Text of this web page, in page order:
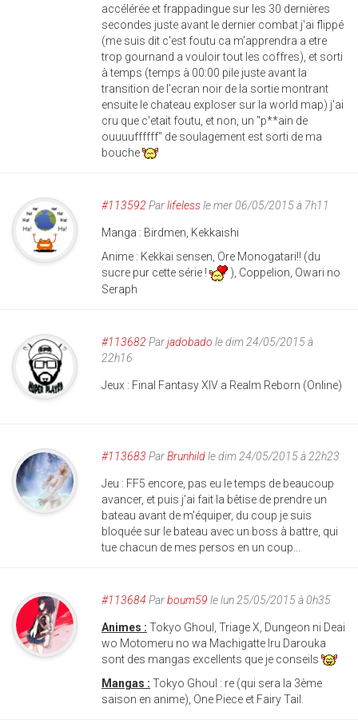
accélérée et frappadingue sur les 30 dernières
secondes juste avant le dernier combat j'ai flippé
(me suis dit c'est foutu ca m'apprendra a etre
trop gournand a vouloir tout les coffres), et sorti
à temps (temps à 00:00 pile juste avant la
transition de l'ecran noir de la sortie montrant
ensuite le chateau exploser sur la world map) j'ai
cru que c'etait foutu, et non, un "p**ain de
ouuuuffffff" de soulagement est sorti de ma
bouche
#113592 Parlifelessle mer 06/05/2015 à 7h11
Manga : Birdmen, Kekkaishi
Anime : Kekkai sensen, Ore Monogatari!! (du
sucre pur cette série !
), Coppelion, Owari no
Seraph
#113682 Parjadobado le dim 24/05/2015 à
22h16
Jeux : Final Fantasy XIV a Realm Reborn (Online)
#113683 ParBrunhildle dim 24/05/2015 à 22h23
Jeu : FF5 encore, pas eu le temps de beaucoup
avancer, et puis j'ai fait la bêtise de prendre un
bateau avant de m'équiper, du coup je suis
bloquée sur le bateau avec un boss à battre, qui
tue chacun de mes persos en un coup...
#113684 Parboum59 le lun 25/05/2015 à 0h35
Animes : Tokyo Ghoul, Triage X, Dungeon ni Deai
wo Motomeru no wa Machigatte Iru Darouka
sont des mangas excellents que je conseils
Mangas : Tokyo Ghoul : re (qui sera la 3ème
saison en anime), One Piece et Fairy Tail.